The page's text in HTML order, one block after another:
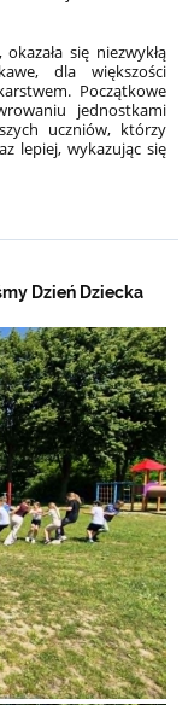
się niezwykłą
dla większości
Początkowe
jednostkami
uczniów, którzy
lepiej, wykazując się
Dzień Dziecka